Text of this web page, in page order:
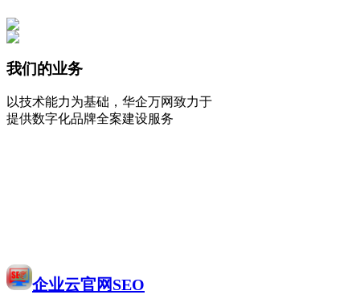
我们的业务
以技术能力为基础，华企万网致力于
提供数字化品牌全案建设服务
企业云官网SEO